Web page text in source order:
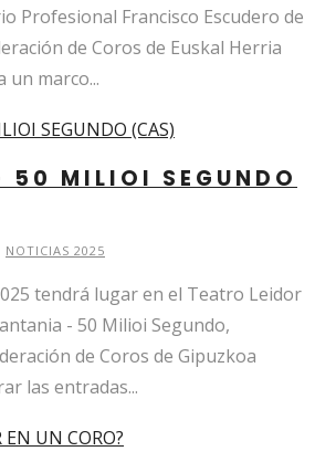
Profesional Francisco Escudero de
de Coros de Euskal Herria
un marco...
MILIOI SEGUNDO
NOTICIAS 2025
tendrá lugar en el Teatro Leidor
- 50 Milioi Segundo,
de Coros de Gipuzkoa
las entradas...